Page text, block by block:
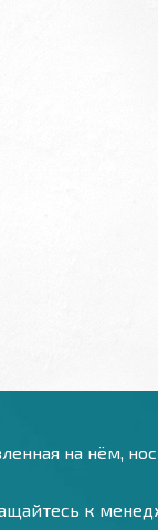
на нём,
к